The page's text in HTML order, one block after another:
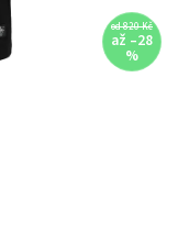
od 820 Kč
až –28
%